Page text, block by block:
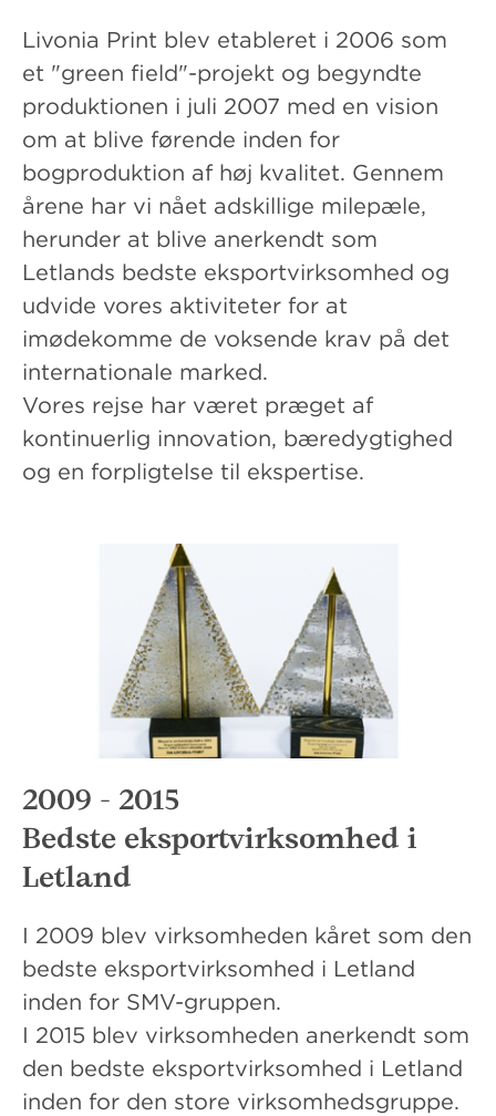
Livonia Print blev etableret i 2006 som
et "green field"-projekt og begyndte
produktionen i juli 2007 med en vision
om at blive førende inden for
bogproduktion af høj kvalitet. Gennem
årene har vi nået adskillige milepæle,
herunder at blive anerkendt som
Letlands bedste eksportvirksomhed og
udvide vores aktiviteter for at
imødekomme de voksende krav på det
internationale marked.
Vores rejse har været præget af
kontinuerlig innovation, bæredygtighed
og en forpligtelse til ekspertise.
2009 - 2015
Bedste eksportvirksomhed i
Letland
I 2009 blev virksomheden kåret som den
bedste eksportvirksomhed i Letland
inden for SMV-gruppen.
I 2015 blev virksomheden anerkendt som
den bedste eksportvirksomhed i Letland
inden for den store virksomhedsgruppe.